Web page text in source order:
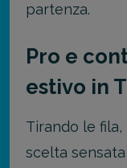
partenza.
Pro e
estivo in
Tirando le fila,
scelta